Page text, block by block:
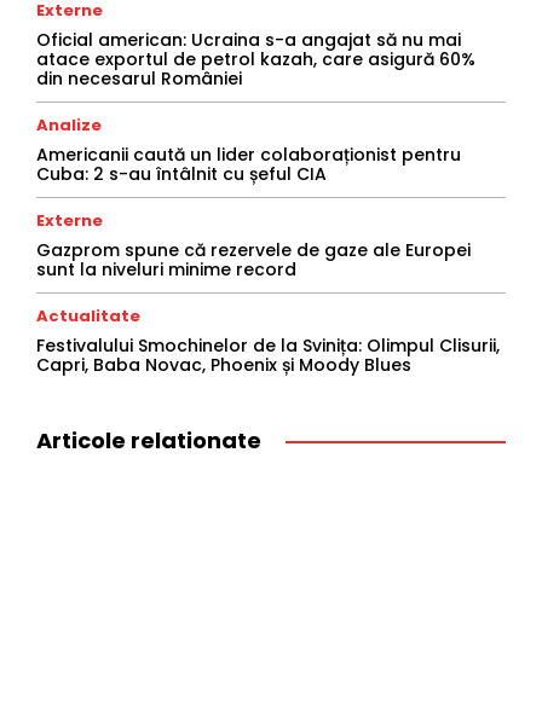
Externe
Oficial american: Ucraina s-a angajat să nu mai
atace exportul de petrol kazah, care asigură 60%
din necesarul României
Analize
Americanii caută un lider colaboraționist pentru
Cuba: 2 s-au întâlnit cu șeful CIA
Externe
Gazprom spune că rezervele de gaze ale Europei
sunt la niveluri minime record
Actualitate
Festivalului Smochinelor de la Svinița: Olimpul Clisurii,
Capri, Baba Novac, Phoenix și Moody Blues
Articole relationate